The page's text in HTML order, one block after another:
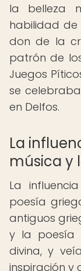
la belleza
habilidad de
don de la
patrón de
Juegos
se
en Delfos.
La
música y
La
poesía
antiguos
y la poesía
divina, y
inspiración y